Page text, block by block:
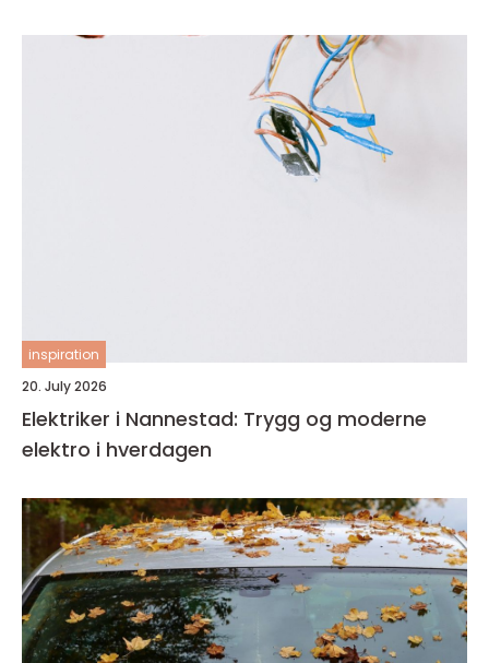
inspiration
20. July 2026
Elektriker i Nannestad: Trygg og moderne
elektro i hverdagen